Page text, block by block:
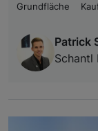
Grundfläche
Patrick
Schantl